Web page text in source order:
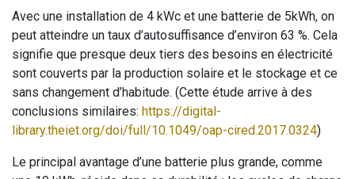
Avec une installation de 4 kWc et une batterie de 5kWh, on
peut atteindre un taux d’autosuffisance d’environ 63 %. Cela
signifie que presque deux tiers des besoins en électricité
sont couverts par la production solaire et le stockage et ce
sans changement d’habitude. (Cette étude arrive à des
conclusions similaires: https://digital-
library.theiet.org/doi/full/10.1049/oap-cired.2017.0324)
Le principal avantage d’une batterie plus grande, comme